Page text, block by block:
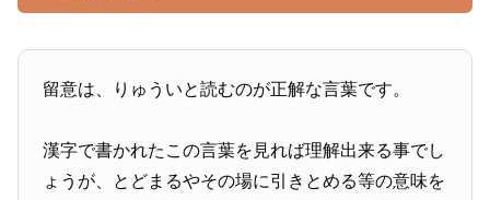
留意は、りゅういと読むのが正解な言葉です。
漢字で書かれたこの言葉を見れば理解出来る事でし
ょうが、とどまるやその場に引きとめる等の意味を